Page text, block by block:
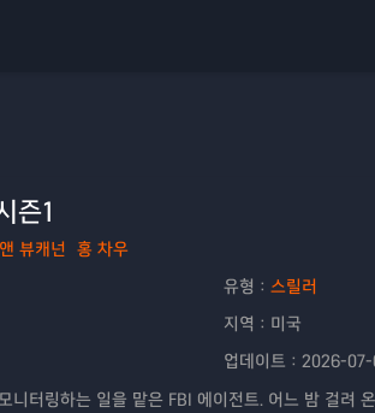
즌1
뷰캐넌 홍 차우
유형： 스릴러
지역： 미국
업데이트： 2026-07-
니터링하는 일을 맡은 FBI 에이전트. 어느 밤 걸려